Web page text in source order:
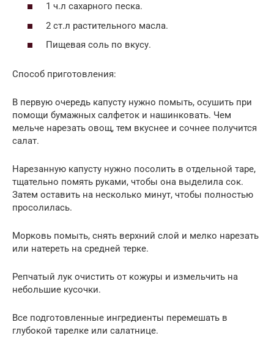
1 ч.л сахарного песка.
2 ст.л растительного масла.
Пищевая соль по вкусу.
Способ приготовления:
В первую очередь капусту нужно помыть, осушить при
помощи бумажных салфеток и нашинковать. Чем
мельче нарезать овощ, тем вкуснее и сочнее получится
салат.
Нарезанную капусту нужно посолить в отдельной таре,
тщательно помять руками, чтобы она выделила сок.
Затем оставить на несколько минут, чтобы полностью
просолилась.
Морковь помыть, снять верхний слой и мелко нарезать
или натереть на средней терке.
Репчатый лук очистить от кожуры и измельчить на
небольшие кусочки.
Все подготовленные ингредиенты перемешать в
глубокой тарелке или салатнице.